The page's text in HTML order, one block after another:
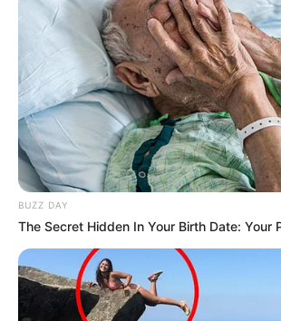
BUZZ DAY
The Secret Hidden In Your Birth Date: Your